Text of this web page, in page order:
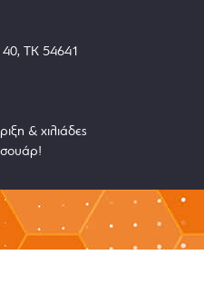
40, ΤΚ 54641
& χιλιάδες